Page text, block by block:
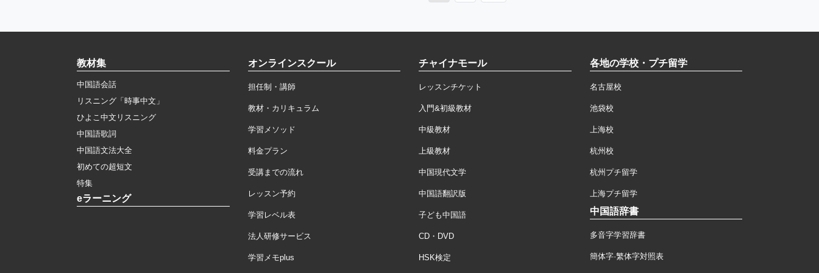
教材集
中国語会話
リスニング「時事中文」
ひよこ中文リスニング
中国語歌詞
中国語文法大全
初めての超短文
特集
eラーニング
オンラインスクール
担任制・講師
教材・カリキュラム
学習メソッド
料金プラン
受講までの流れ
レッスン予約
学習レベル表
法人研修サービス
学習メモplus
チャイナモール
レッスンチケット
入門&初級教材
中級教材
上級教材
中国現代文学
中国語翻訳版
子ども中国語
CD・DVD
HSK検定
各地の学校・プチ留学
名古屋校
池袋校
上海校
杭州校
杭州プチ留学
上海プチ留学
中国語辞書
多音字学習辞書
簡体字·繁体字対照表